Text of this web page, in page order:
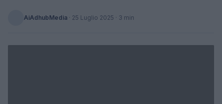
AiAdhubMedia · 25 Luglio 2025 · 3 min